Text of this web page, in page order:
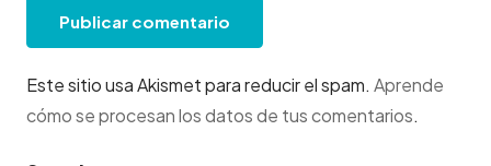
Publicar comentario
Este sitio usa Akismet para reducir el spam. Aprende
cómo se procesan los datos de tus comentarios.